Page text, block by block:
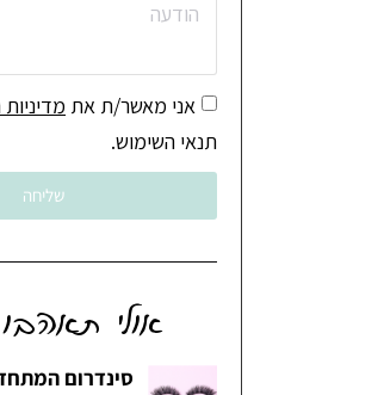
אני מאשר/ת את
תנאי השימוש.
שליחה
אולי
סינדרום